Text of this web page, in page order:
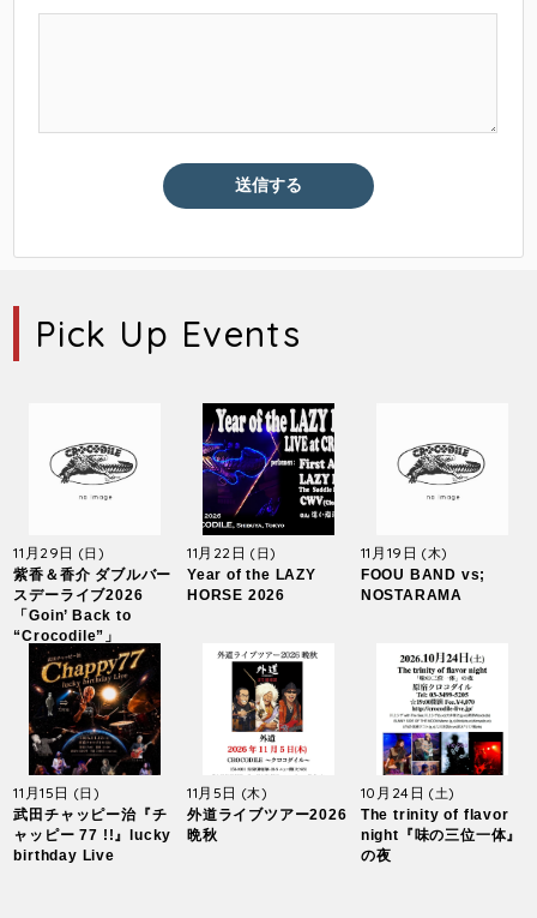
Pick Up Events
11月29日 (日)
紫香＆香介 ダブルバー
スデーライブ2026
「Goin’ Back to
“Crocodile”」
11月22日(日)
Year of the LAZY
HORSE 2026
11月19日 (木)
FOOU BAND vs;
NOSTARAMA
11月15日 (日)
武田チャッピー治『チ
ャッピー 77 !!』lucky
birthday Live
11月5日 (木)
外道ライブツアー2026
晩秋
10月24日 (土)
The trinity of flavor
night『味の三位一体』
の夜